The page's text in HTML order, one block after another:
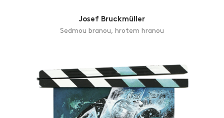
Josef Bruckmüller
Sedmou branou, hrotem hranou